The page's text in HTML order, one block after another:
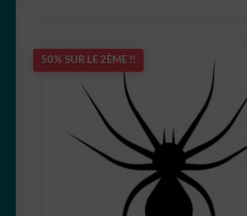
50% SUR LE 2ÈME !!